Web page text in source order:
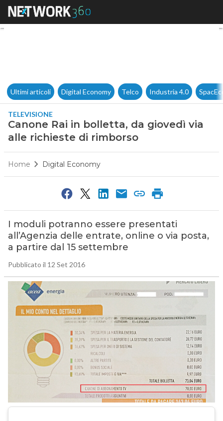
Canone Rai in bolletta, da
Ultimi articoli Digital Economy Telco Industria 4.0
TELEVISIONE
Canone Rai in bolletta, da giovedì via
alle richieste di rimborso
Home Digital Economy
I moduli potranno essere presentati
all’Agenzia delle entrate, online o via posta,
a partire dal 15 settembre
Pubblicato il 12 Set 2016